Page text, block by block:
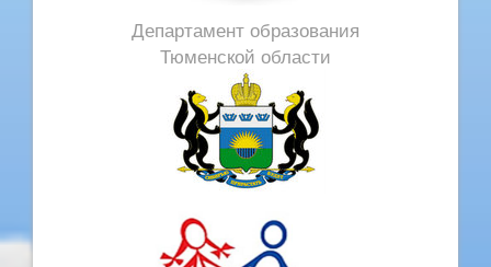
Департамент образования
Тюменской области